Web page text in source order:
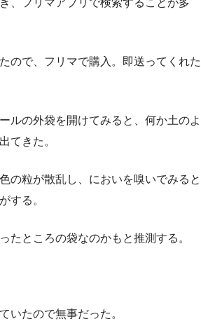
ので、フリマで購入。即送ってくれた
ルの外袋を開けてみると、何か土のよ
てきた。
の粒が散乱し、においを嗅いでみると
する。
たところの袋なのかもと推測する。
いたので無事だった。